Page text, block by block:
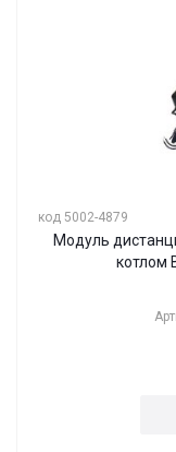
код 5002-4879
Модуль
котлом